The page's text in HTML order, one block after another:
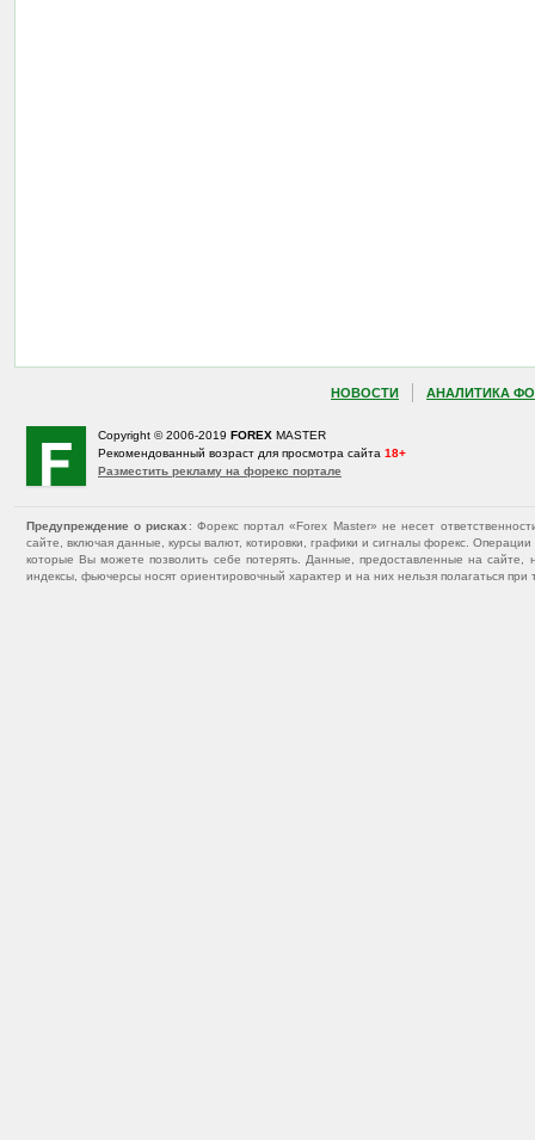
НОВОСТИ АНАЛИТИКА
Copyright © 2006-2019 FOREX MASTER
Рекомендованный возраст для просмотра сайта 18+
Разместить рекламу на форекс портале
Предупреждение о рисках : Форекс портал «Forex Master» не несет
сайте, включая данные, курсы валют, котировки, графики и сигналы форекс.
которые Вы можете позволить себе потерять. Данные, предоставленные на
индексы, фьючерсы носят ориентировочный характер и на них нельзя полагаться при